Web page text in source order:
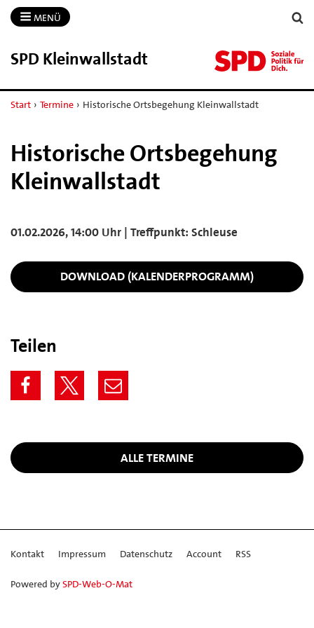
MENÜ
SPD Kleinwallstadt
Start › Termine › Historische Ortsbegehung Kleinwallstadt
Historische Ortsbegehung
Kleinwallstadt
01.02.2026, 14:00 Uhr | Treffpunkt: Schleuse
DOWNLOAD (KALENDERPROGRAMM)
Teilen
ALLE TERMINE
Kontakt Impressum Datenschutz Account RSS
Powered bySPD-Web-O-Mat